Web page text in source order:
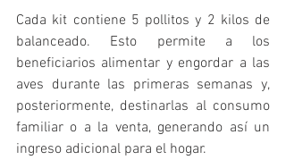
Cada kit contiene 5 pollitos y 2 kilos de
balanceado. Esto permite a los
beneficiarios alimentar y engordar a las
aves durante las primeras semanas y,
posteriormente, destinarlas al consumo
familiar o a la venta, generando así un
ingreso adicional para el hogar.